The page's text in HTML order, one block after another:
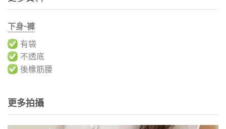
下身-褲
有袋
不透底
後橡筋腰
更多拍攝